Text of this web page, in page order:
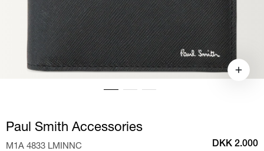
Paul Smith Accessories
M1A 4833 LMINNC DKK 2.000